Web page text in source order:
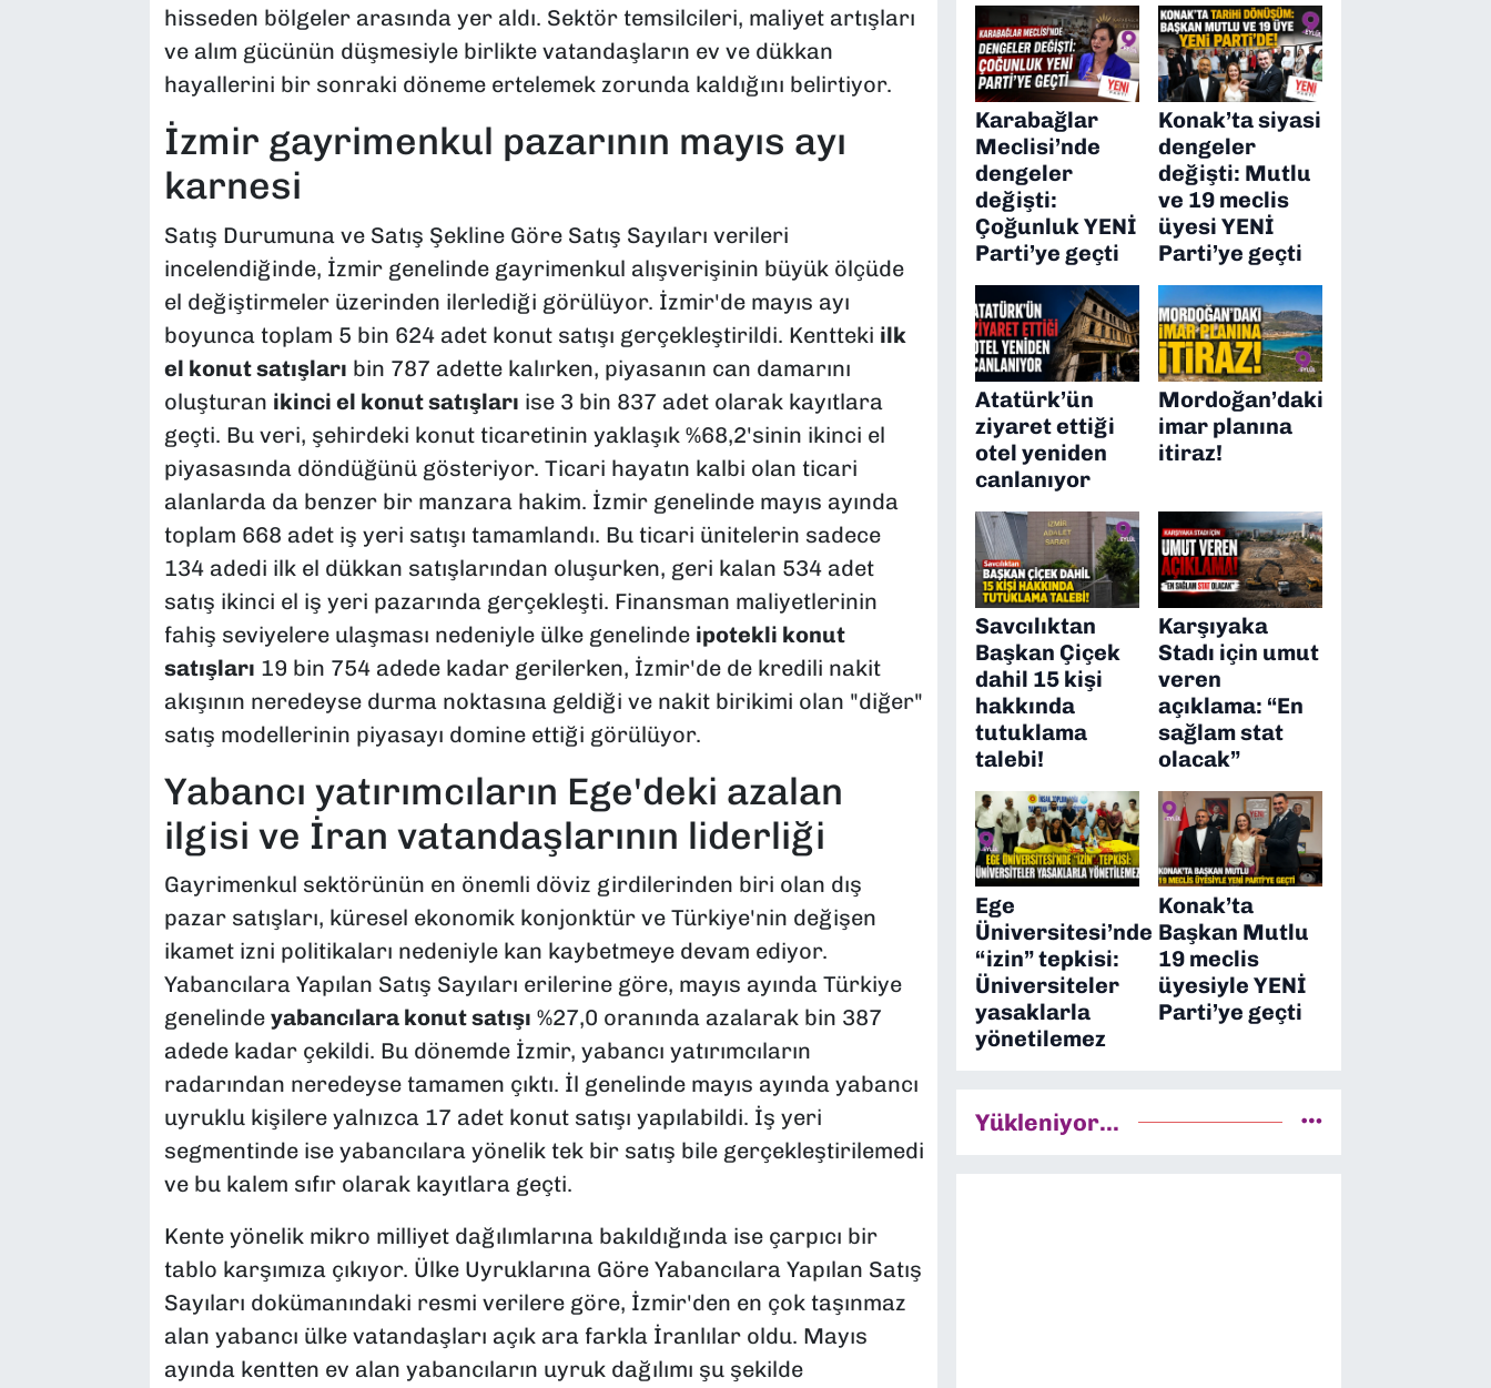
hisseden bölgeler arasında yer aldı. Sektör temsilcileri, maliyet artışları
ve alım gücünün düşmesiyle birlikte vatandaşların ev ve dükkan
hayallerini bir sonraki döneme ertelemek zorunda kaldığını belirtiyor.
İzmir gayrimenkul pazarının mayıs ayı
karnesi
Satış Durumuna ve Satış Şekline Göre Satış Sayıları verileri
incelendiğinde, İzmir genelinde gayrimenkul alışverişinin büyük ölçüde
el değiştirmeler üzerinden ilerlediği görülüyor. İzmir'de mayıs ayı
boyunca toplam 5 bin 624 adet konut satışı gerçekleştirildi. Kentteki ilk
el konut satışları bin 787 adette kalırken, piyasanın can damarını
oluşturan ikinci el konut satışları ise 3 bin 837 adet olarak kayıtlara
geçti. Bu veri, şehirdeki konut ticaretinin yaklaşık %68,2'sinin ikinci el
piyasasında döndüğünü gösteriyor. Ticari hayatın kalbi olan ticari
alanlarda da benzer bir manzara hakim. İzmir genelinde mayıs ayında
toplam 668 adet iş yeri satışı tamamlandı. Bu ticari ünitelerin sadece
134 adedi ilk el dükkan satışlarından oluşurken, geri kalan 534 adet
satış ikinci el iş yeri pazarında gerçekleşti. Finansman maliyetlerinin
fahiş seviyelere ulaşması nedeniyle ülke genelinde ipotekli konut
satışları 19 bin 754 adede kadar gerilerken, İzmir'de de kredili nakit
akışının neredeyse durma noktasına geldiği ve nakit birikimi olan "diğer"
satış modellerinin piyasayı domine ettiği görülüyor.
Yabancı yatırımcıların Ege'deki azalan
ilgisi ve İran vatandaşlarının liderliği
Gayrimenkul sektörünün en önemli döviz girdilerinden biri olan dış
pazar satışları, küresel ekonomik konjonktür ve Türkiye'nin değişen
ikamet izni politikaları nedeniyle kan kaybetmeye devam ediyor.
Yabancılara Yapılan Satış Sayıları erilerine göre, mayıs ayında Türkiye
genelinde yabancılara konut satışı %27,0 oranında azalarak bin 387
adede kadar çekildi. Bu dönemde İzmir, yabancı yatırımcıların
radarından neredeyse tamamen çıktı. İl genelinde mayıs ayında yabancı
uyruklu kişilere yalnızca 17 adet konut satışı yapılabildi. İş yeri
segmentinde ise yabancılara yönelik tek bir satış bile gerçekleştirilemedi
ve bu kalem sıfır olarak kayıtlara geçti.
Kente yönelik mikro milliyet dağılımlarına bakıldığında ise çarpıcı bir
tablo karşımıza çıkıyor. Ülke Uyruklarına Göre Yabancılara Yapılan Satış
Sayıları dokümanındaki resmi verilere göre, İzmir'den en çok taşınmaz
alan yabancı ülke vatandaşları açık ara farkla İranlılar oldu. Mayıs
ayında kentten ev alan yabancıların uyruk dağılımı şu şekilde
Karabağlar
Meclisi’nde
dengeler
değişti:
Çoğunluk YENİ
Parti’ye geçti
Konak’ta siyasi
dengeler
değişti: Mutlu
ve 19 meclis
üyesi YENİ
Parti’ye geçti
Atatürk’ün
ziyaret ettiği
otel yeniden
canlanıyor
Mordoğan’daki
imar planına
itiraz!
Savcılıktan
Başkan Çiçek
dahil 15 kişi
hakkında
tutuklama
talebi!
Karşıyaka
Stadı için umut
veren
açıklama: “En
sağlam stat
olacak”
Ege
Üniversitesi’nde
“izin” tepkisi:
Üniversiteler
yasaklarla
yönetilemez
Konak’ta
Başkan Mutlu
19 meclis
üyesiyle YENİ
Parti’ye geçti
Yükleniyor...